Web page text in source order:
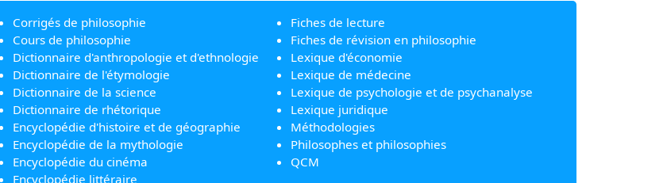
Corrigés de philosophie
Cours de philosophie
Dictionnaire d'anthropologie et d'ethnologie
Dictionnaire de l'étymologie
Dictionnaire de la science
Dictionnaire de rhétorique
Encyclopédie d'histoire et de géographie
Encyclopédie de la mythologie
Encyclopédie du cinéma
Encyclopédie littéraire
Fiches de lecture
Fiches de révision en philosophie
Lexique d'économie
Lexique de médecine
Lexique de psychologie et de psychanalyse
Lexique juridique
Méthodologies
Philosophes et philosophies
QCM